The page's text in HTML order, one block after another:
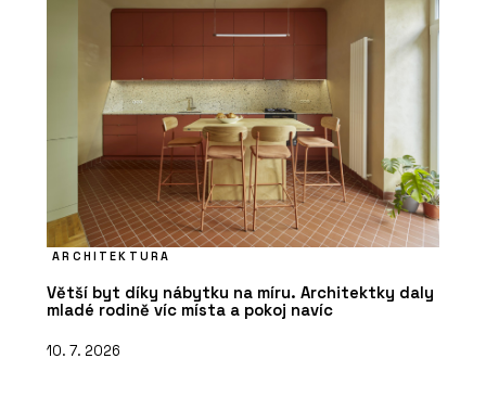
ARCHITEKTURA
Větší byt díky nábytku na míru. Architektky daly
mladé rodině víc místa a pokoj navíc
10. 7. 2026